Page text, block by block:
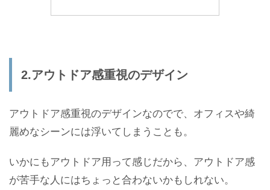
2.アウトドア感重視のデザイン
アウトドア感重視のデザインなのでで、オフィスや綺
麗めなシーンには浮いてしまうことも。
いかにもアウトドア用って感じだから、アウトドア感
が苦手な人にはちょっと合わないかもしれない。